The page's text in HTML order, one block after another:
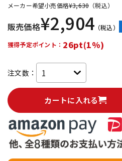
メーカー希望小売価格¥3,630 （税込）
販売価格¥2,904 （税込）
獲得予定ポイント： 26pt(1%)
注文数：
カートに入れる